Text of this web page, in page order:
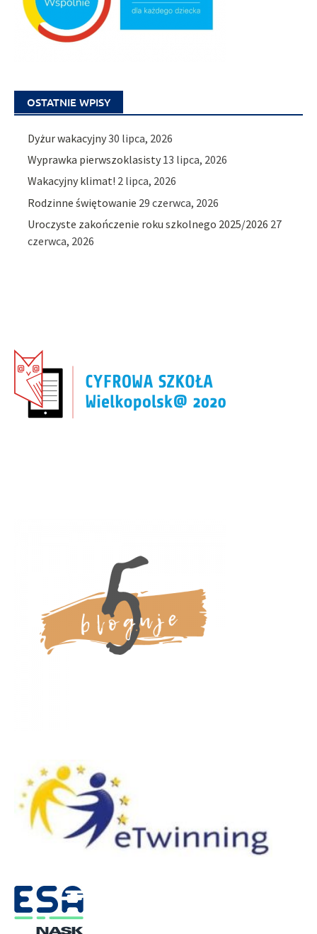
OSTATNIE WPISY
Dyżur wakacyjny30 lipca, 2026
Wyprawka pierwszoklasisty 13 lipca, 2026
Wakacyjny klimat! 2 lipca, 2026
Rodzinne świętowanie 29 czerwca, 2026
Uroczyste zakończenie roku szkolnego 2025/2026 27
czerwca, 2026